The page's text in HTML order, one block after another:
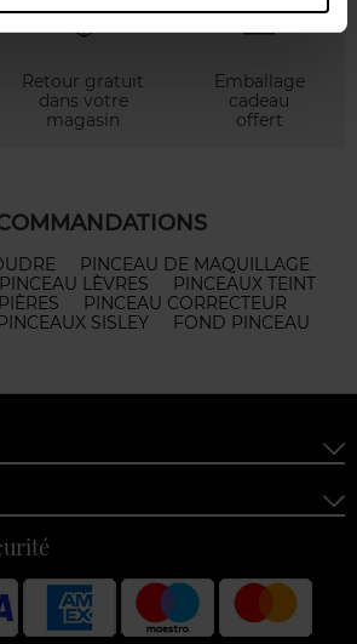
Retour gratuit
dans votre
magasin
Emballage
cadeau
offert
PINCEAU DE MAQUILLAGE
PINCEAU LÈVRES
PINCEAUX TEINT
PINCEAU CORRECTEUR
PINCEAUX SISLEY FOND PINCEAU